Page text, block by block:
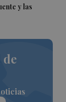
y las
de